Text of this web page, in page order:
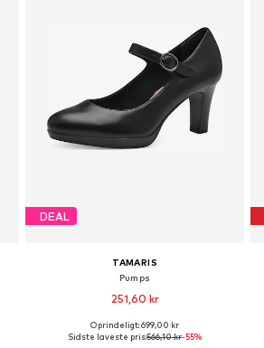
DEAL
TAMARIS
Pumps
251,60 kr
Tilgængelige størrelser: 37, 38, 39, 40, 41
Oprindeligt: 699,00 kr
Sidste laveste pris:566,10 kr-55%